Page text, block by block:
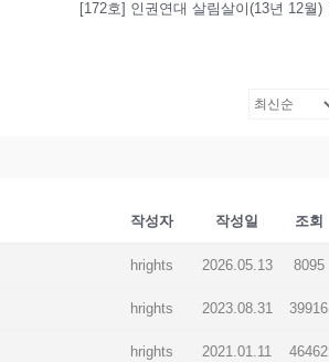
[172호] 인권연대 살림살이(13년 12월)
작성자 작성일 조회
hrights 2026.05.13 8095
hrights 2023.08.31 39916
hrights 2021.01.11 46462